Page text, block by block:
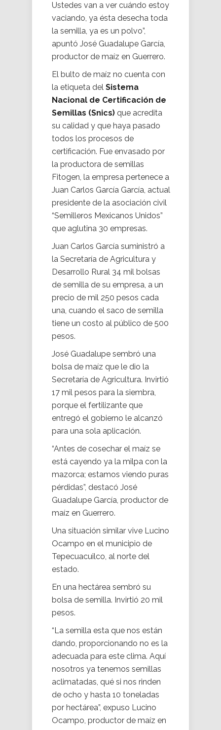
Ustedes van a ver cuándo estoy
vaciando, ya ésta desecha toda
la semilla, ya es un polvo”,
apuntó José Guadalupe García,
productor de maíz en Guerrero.
El bulto de maíz no cuenta con
la etiqueta del Sistema
Nacional de Certificación de
Semillas (Snics) que acredita
su calidad y que haya pasado
todos los procesos de
certificación. Fue envasado por
la productora de semillas
Fitogen, la empresa pertenece a
Juan Carlos García García, actual
presidente de la asociación civil
“Semilleros Mexicanos Unidos”
que aglutina 30 empresas.
Juan Carlos García suministró a
la Secretaría de Agricultura y
Desarrollo Rural 34 mil bolsas
de semilla de su empresa, a un
precio de mil 250 pesos cada
una, cuando el saco de semilla
tiene un costo al público de 500
pesos.
José Guadalupe sembró una
bolsa de maíz que le dio la
Secretaría de Agricultura. Invirtió
17 mil pesos para la siembra,
porque el fertilizante que
entregó el gobierno le alcanzó
para una sola aplicación.
“Antes de cosechar el maíz se
está cayendo ya la milpa con la
mazorca; estamos viendo puras
pérdidas”, destacó José
Guadalupe García, productor de
maíz en Guerrero.
Una situación similar vive Lucino
Ocampo en el municipio de
Tepecuacuilco, al norte del
estado.
En una hectárea sembró su
bolsa de semilla. Invirtió 20 mil
pesos.
“La semilla esta que nos están
dando, proporcionando no es la
adecuada para este clima. Aquí
nosotros ya tenemos semillas
aclimatadas, qué si nos rinden
de ocho y hasta 10 toneladas
por hectárea”, expuso Lucino
Ocampo, productor de maíz en